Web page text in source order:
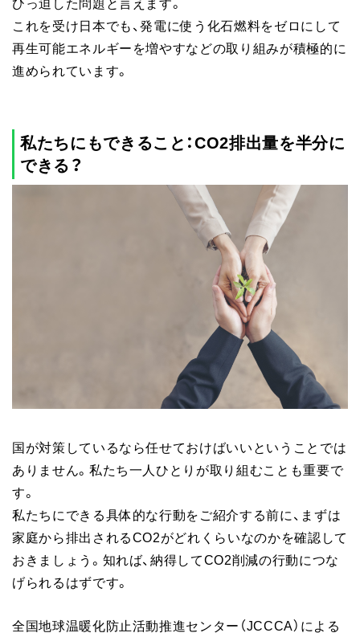
これを受け日本でも、発電に使う化石燃料をゼロにして
再生可能エネルギーを増やすなどの取り組みが積極的に
進められています。
私たちにもできること：CO2排出量を半分に
できる？
国が対策しているなら任せておけばいいということでは
ありません。私たち一人ひとりが取り組むことも重要で
す。
私たちにできる具体的な行動をご紹介する前に、まずは
家庭から排出されるCO2がどれくらいなのかを確認して
おきましょう。知れば、納得してCO2削減の行動につな
げられるはずです。
全国地球温暖化防止活動推進センター（JCCCA）による